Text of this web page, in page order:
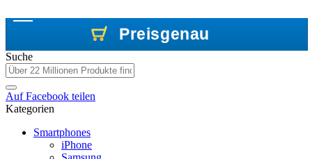
Preisgenau
Preisgenau
Preisgenau
Suche
AufFacebook teilen
Kategorien
Smartphones
iPhone